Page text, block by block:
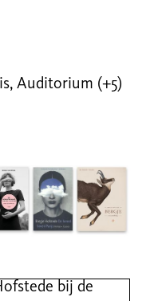
Auditorium (+5)
bij de